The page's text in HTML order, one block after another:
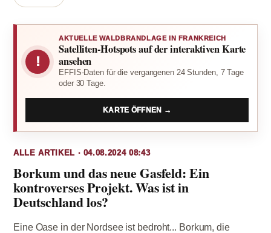
!
AKTUELLE WALDBRANDLAGE IN FRANKREICH
Satelliten-Hotspots auf der interaktiven Karte
ansehen
EFFIS-Daten für die vergangenen 24 Stunden, 7 Tage
oder 30 Tage.
KARTE ÖFFNEN →
ALLE ARTIKEL · 04.08.2024 08:43
Borkum und das neue Gasfeld: Ein
kontroverses Projekt. Was ist in
Deutschland los?
Eine Oase in der Nordsee ist bedroht... Borkum, die